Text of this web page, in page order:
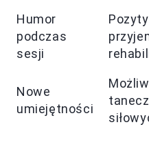
Humor
podczas
sesji
Nowe
umiejętności